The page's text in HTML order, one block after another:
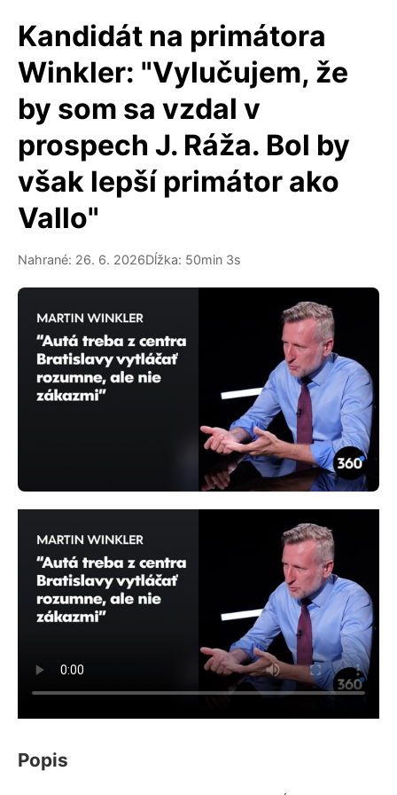
Kandidát na primátora
Winkler: "Vylučujem, že
by som sa vzdal v
prospech J. Ráža. Bol by
však lepší primátor ako
Vallo"
Nahrané: 26. 6. 2026Dĺžka: 50min 3s
Popis